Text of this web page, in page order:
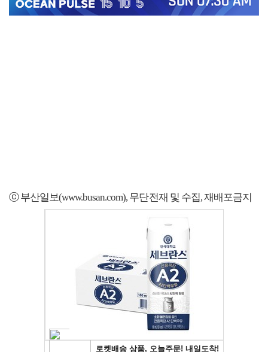
ⓒ 부산일보(www.busan.com), 무단전재 및 수집, 재배포금지